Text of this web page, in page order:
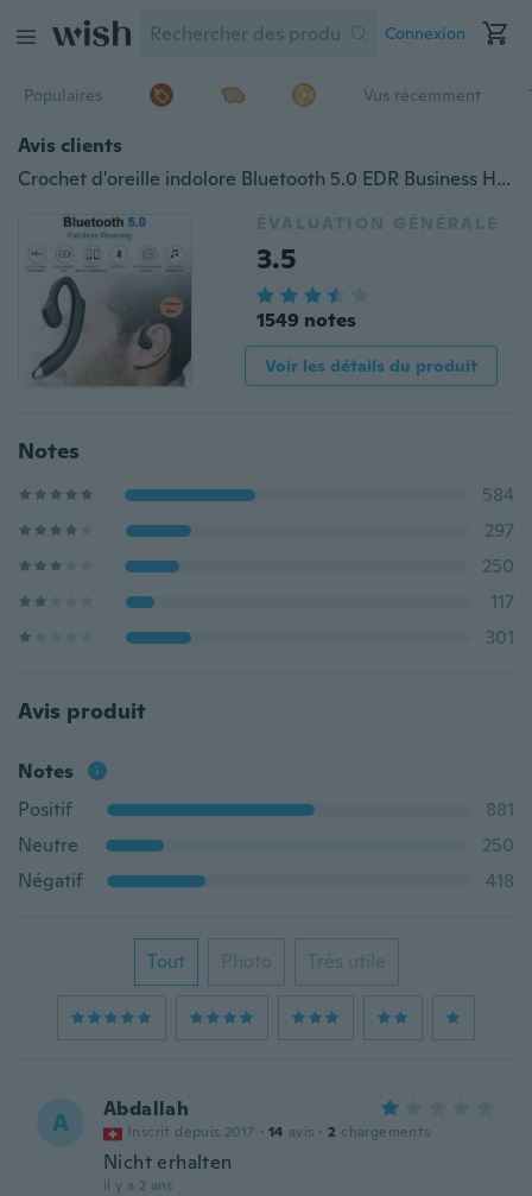
Connexion
Populaires Vus récemment
Avis clients
Crochet d'oreille indolore Bluetooth 5.0 EDR Business Headphone, design ergonomique Sans bouchons d'oreille Écouteur de sport sans fil avec micro
ÉVALUATION GÉNÉRALE
3.5
1549 notes
Voir les détails du produit
Notes
584
297
250
117
301
Avis produit
Notes
Positif
881
Neutre
250
Négatif
418
Tout Photo Très utile
A Abdallah
Inscrit depuis 2017 · 14 avis · 2 chargements
Nicht erhalten
il y a 2 ans